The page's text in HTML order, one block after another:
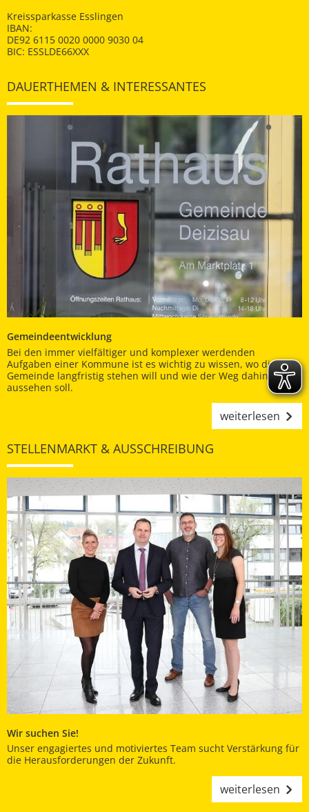
Kreissparkasse Esslingen
IBAN:
DE92 6115 0020 0000 9030 04
BIC: ESSLDE66XXX
DAUERTHEMEN & INTERESSANTES
Gemeindeentwicklung
Bei den immer vielfältiger und komplexer werdenden
Aufgaben einer Kommune ist es wichtig zu wissen, wo die
Gemeinde langfristig stehen will und wie der Weg dahin
aussehen soll.
weiterlesen
STELLENMARKT & AUSSCHREIBUNG
Wir suchen Sie!
Unser engagiertes und motiviertes Team sucht Verstärkung für
die Herausforderungen der Zukunft.
weiterlesen